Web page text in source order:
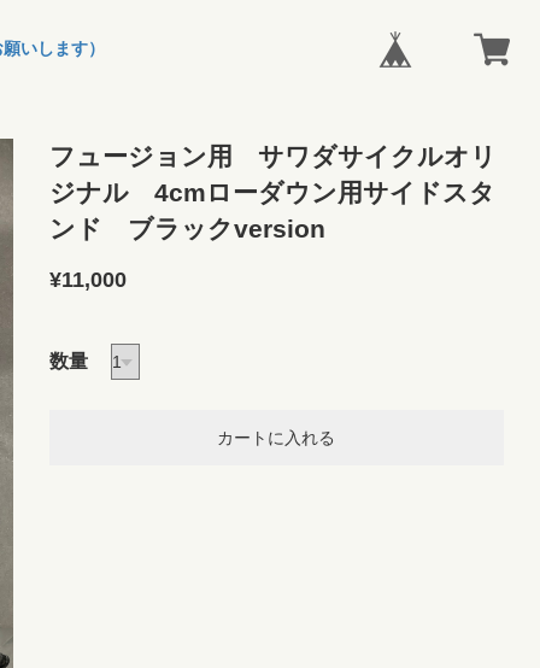
いします）
フュージョン用 サワダサイクルオリ
ジナル 4cmローダウン用サイドスタ
ンド ブラックversion
¥11,000
数量